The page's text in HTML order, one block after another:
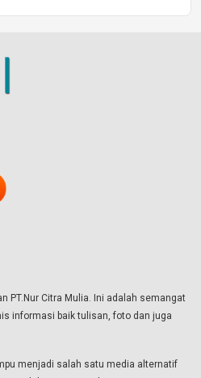
PT.Nur Citra Mulia. Ini adalah semangat
informasi baik tulisan, foto dan juga
menjadi salah satu media alternatif